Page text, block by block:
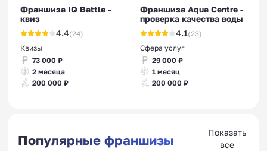
Франшиза IQ Battle -
квиз
4.4(24)
Квизы
73 000 ₽
2 месяца
200 000 ₽
Франшиза Aqua Centre -
проверка качества воды
4.1(23)
Сфера услуг
29 000 ₽
1 месяц
200 000 ₽
Популярные франшизы
Показать
все